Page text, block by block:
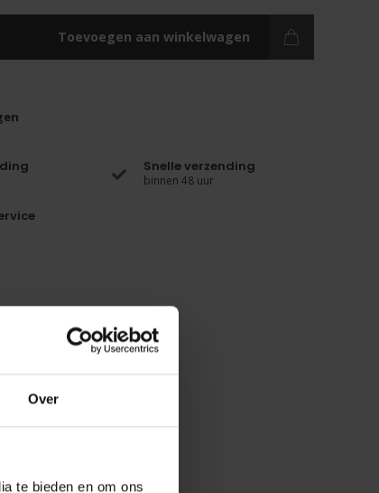
Over
te bieden en om ons
Toevoegen aan winkelwagen
Snelle verzending
binnen 48 uur